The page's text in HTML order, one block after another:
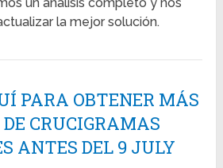
la mejor solución.
PARA OBTENER MÁS
CRUCIGRAMAS
ANTES DEL 9 JULY